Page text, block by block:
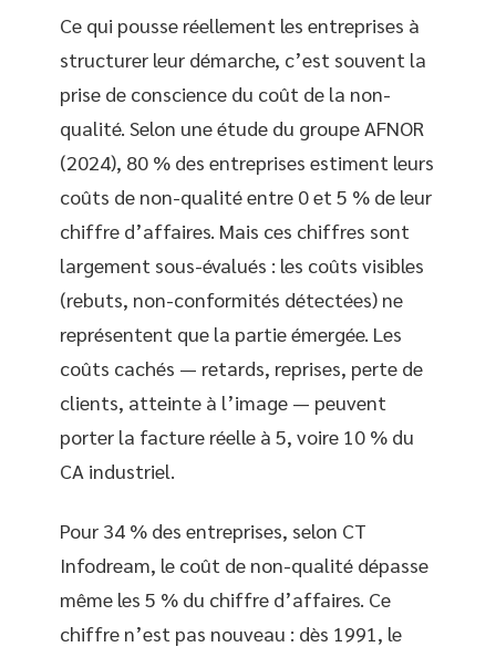
Ce qui pousse réellement les entreprises à
structurer leur démarche, c’est souvent la
prise de conscience du coût de la non-
qualité. Selon une étude du groupe AFNOR
(2024), 80 % des entreprises estiment leurs
coûts de non-qualité entre 0 et 5 % de leur
chiffre d’affaires. Mais ces chiffres sont
largement sous-évalués : les coûts visibles
(rebuts, non-conformités détectées) ne
représentent que la partie émergée. Les
coûts cachés — retards, reprises, perte de
clients, atteinte à l’image — peuvent
porter la facture réelle à 5, voire 10 % du
CA industriel.
Pour 34 % des entreprises, selon CT
Infodream, le coût de non-qualité dépasse
même les 5 % du chiffre d’affaires. Ce
chiffre n’est pas nouveau : dès 1991, le